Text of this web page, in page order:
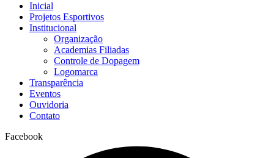
Inicial
Projetos Esportivos
Institucional
Organização
Academias Filiadas
Controle de Dopagem
Logomarca
Transparência
Eventos
Ouvidoria
Contato
Facebook